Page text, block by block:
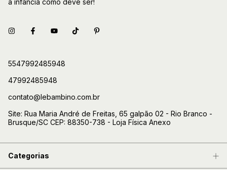
a infância como deve ser!
5547992485948
47992485948
contato@lebambino.com.br
Site: Rua Maria André de Freitas, 65 galpão 02 - Rio Branco -
Brusque/SC CEP: 88350-738 - Loja Física Anexo
Categorias